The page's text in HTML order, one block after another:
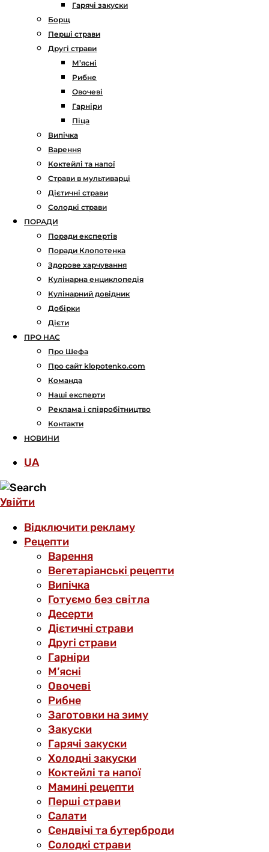
Гарячі закуски
Борщ
Перші страви
Другі страви
М’ясні
Рибне
Овочеві
Гарніри
Піца
Випічка
Варення
Коктейлі та напої
Страви в мультиварці
Дієтичні страви
Солодкі страви
ПОРАДИ
Поради експертів
Поради Клопотенка
Здорове харчування
Кулінарна енциклопедія
Кулінарний довідник
Добірки
Дієти
ПРО НАС
Про Шефа
Про сайт klopotenko.com
Команда
Наші експерти
Реклама і співробітництво
Контакти
НОВИНИ
UA
Увійти
Відключити рекламу
Рецепти
Варення
Вегетаріанські рецепти
Випічка
Готуємо без світла
Десерти
Дієтичні страви
Другі страви
Гарніри
М’ясні
Овочеві
Рибне
Заготовки на зиму
Закуски
Гарячі закуски
Холодні закуски
Коктейлі та напої
Мамині рецепти
Перші страви
Салати
Сендвічі та бутерброди
Солодкі страви